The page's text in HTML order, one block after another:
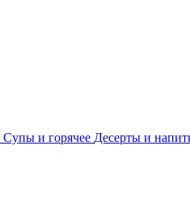
Супы и горячее Десерты и